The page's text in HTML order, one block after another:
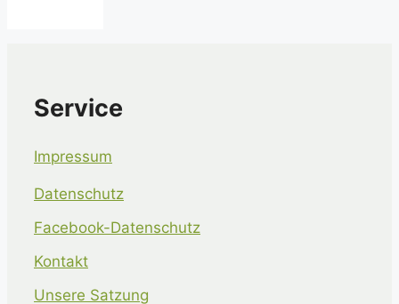
Service
Impressum
Datenschutz
Facebook-Datenschutz
Kontakt
Unsere Satzung